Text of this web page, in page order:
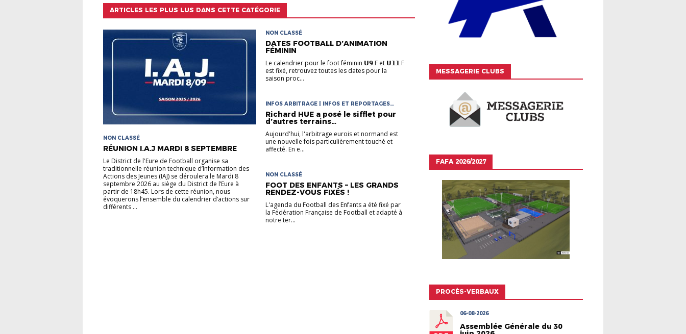
ARTICLES LES PLUS LUS DANS CETTE CATÉGORIE
NON CLASSÉ
RÉUNION I.A.J MARDI 8 SEPTEMBRE
Le District de l'Eure de Football organise sa
traditionnelle réunion technique d’Information des
Actions des Jeunes (IAJ) se déroulera le Mardi 8
septembre 2026 au siège du District de l’Eure à
partir de 18h45. Lors de cette réunion, nous
évoquerons l’ensemble du calendrier d’actions sur
différents ...
NON CLASSÉ
DATES FOOTBALL D’ANIMATION
FÉMININ
Le calendrier pour le foot féminin 𝗨𝟵 F et 𝗨𝟭𝟭 F
est fixé, retrouvez toutes les dates pour la
saison proc...
INFOS ARBITRAGE | INFOS ET REPORTAGES
DISTRICT
Richard HUE a posé le sifflet pour
d’autres terrains…
Aujourd'hui, l'arbitrage eurois et normand est
une nouvelle fois particulièrement touché et
affecté. En e...
NON CLASSÉ
FOOT DES ENFANTS – LES GRANDS
RENDEZ-VOUS FIXÉS !
L'agenda du Football des Enfants a été fixé par
la Fédération Française de Football et adapté à
notre ter...
MESSAGERIE CLUBS
FAFA 2026/2027
PROCÈS-VERBAUX
06-08-2026
Assemblée Générale du 30